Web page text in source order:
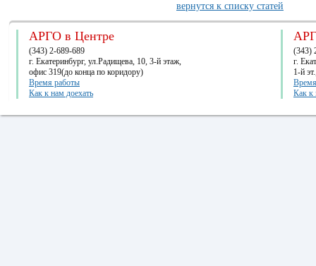
вернутся к списку статей
АРГО в Центре
(343) 2-689-689
г. Екатеринбург, ул.Радищева, 10, 3-й этаж,
офис 319(до конца по коридору)
Время работы
Как к нам доехать
(343)
г.
1-й
Как к